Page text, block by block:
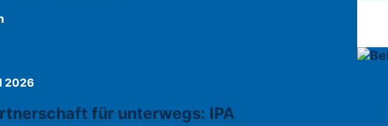
2026
für unterwegs: IPA